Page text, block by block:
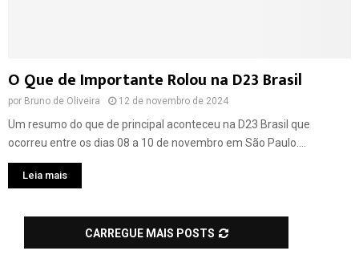
O Que de Importante Rolou na D23 Brasil
por Bruno de Oliveira 12 de novembro de 2024
Um resumo do que de principal aconteceu na D23 Brasil que
ocorreu entre os dias 08 a 10 de novembro em São Paulo....
Leia mais
CARREGUE MAIS POSTS